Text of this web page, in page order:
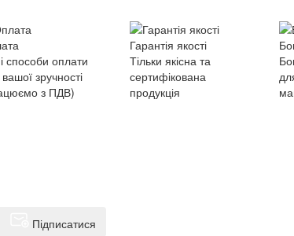
способи оплати
зручності
з ПДВ)
Гарантія якості
Тільки якісна та
сертифікована
продукція
Підписатися